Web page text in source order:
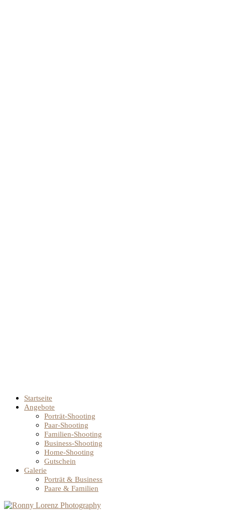
Startseite
Angebote
Porträt-Shooting
Paar-Shooting
Familien-Shooting
Business-Shooting
Home-Shooting
Gutschein
Galerie
Porträt & Business
Paare & Familien